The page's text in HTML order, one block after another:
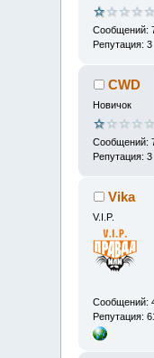
Сообщений:
Репутация: 3
CWD
Новичок
Сообщений:
Репутация: 3
Vika
V.I.P.
Сообщений:
Репутация: 61